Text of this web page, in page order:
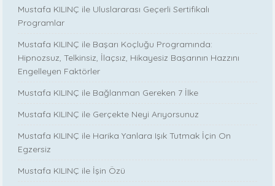
Mustafa KILINÇ ile Uluslararası Geçerli Sertifikalı
Programlar
Mustafa KILINÇ ile Başarı Koçluğu Programında:
Hipnozsuz, Telkinsiz, İlaçsız, Hikayesiz Başarının Hazzını
Engelleyen Faktörler
Mustafa KILINÇ ile Bağlanman Gereken 7 İlke
Mustafa KILINÇ ile Gerçekte Neyi Arıyorsunuz
Mustafa KILINÇ ile Harika Yanlara Işık Tutmak İçin On
Egzersiz
Mustafa KILINÇ ile İşin Özü